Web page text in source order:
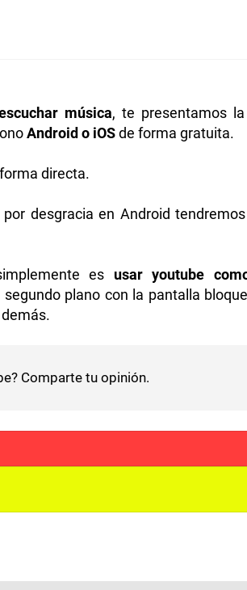
música, te presentamos
Android o iOSde forma gratuita.
directa.
desgracia en Android
es usar youtube
plano con la pantalla
Comparte tu opinión.